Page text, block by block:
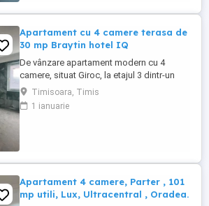
Apartament cu 4 camere terasa de
30 mp Braytin hotel IQ
De vânzare apartament modern cu 4
camere, situat Giroc, la etajul 3 dintr-un
bloc nou cu 3 etaje (finalizat în 2024).
Suprafață utilă: 75 mp Terasa generoasă:
30 mp Suprafață totală: 105 mp
Timisoara, Timis
1 ianuarie
Apartament 4 camere, Parter , 101
mp utili, Lux, Ultracentral , Oradea.